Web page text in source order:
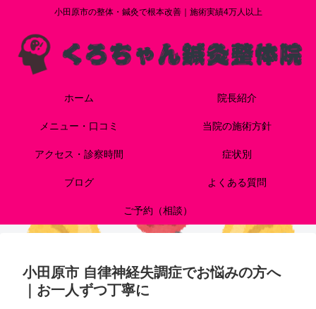
小田原市の整体・鍼灸で根本改善｜施術実績4万人以上
ホーム 院長紹介
メニュー・口コミ 当院の施術方針
アクセス・診察時間 症状別
ブログ よくある質問
ご予約（相談）
小田原市 自律神経失調症でお悩みの方へ
｜お一人ずつ丁寧に